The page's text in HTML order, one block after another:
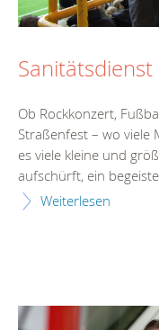
Sanitätsdienst
Ob Rockkonzert,
Straßenfest – wo viele
es viele kleine und
aufschürft, ein
Weiterlesen